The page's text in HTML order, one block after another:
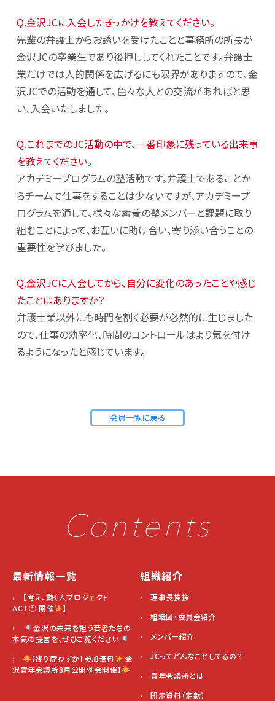
Q.金沢JCに入会したきっかけを教えてください。
先輩の弁護士からお誘いを受けたことと事務所の所長が
金沢JCの卒業生であり後押ししてくれたことです。弁護士
業だけでは人的関係を広げるにも限界がありますので、金
沢JCでの活動を通して、色々な人との交流があればと思
い、入会いたしました。
Q.これまでのJC活動の中で、一番印象に残っている出来事
を教えてください。
アカデミープログラムの塾活動です。弁護士であることか
らチームで仕事をすることは少ないですが、アカデミープ
ログラムを通して、様々な素養の塾メンバーと課題に取り
組むことによって、お互いに助け合い、寄り添い合うことの
重要性を学びました。
Q.金沢JCに入会してから、自分に変化のあったことや感じ
たことはありますか？
弁護士業以外にも時間を割く必要が必然的に生じました
ので、仕事の効率化、時間のコントロールはより気を付け
るようになったと感じています。
会員一覧に戻る
Contents
最新情報一覧
› 【考え、動く人プロジェクト
ACT① 開催
】
›
金沢の未来を担う若者たちの
本気の提言を、ぜひご覧ください
›
【残り席わずか！参加無料
金
沢青年会議所8月公開例会開催】
組織紹介
› 理事長挨拶
› 組織図・委員会紹介
› メンバー紹介
› JCってどんなことしてるの？
› 青年会議所とは
› 開示資料（定款）